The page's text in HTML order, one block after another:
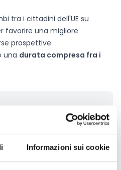
Informazioni sui cookie
tra i cittadini dell'UE su
favorire una migliore
prospettive.
una durata compresa fra i
o privati con sede in
CERV o in fase di